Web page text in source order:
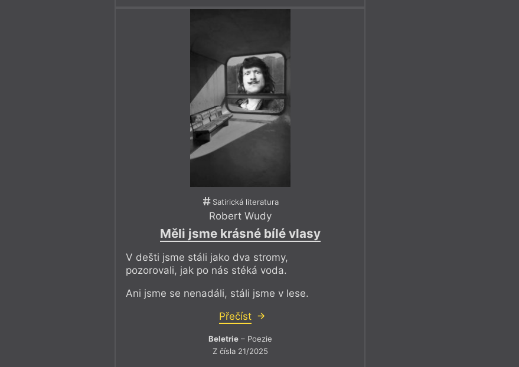
Satirická literatura
Robert Wudy
Měli jsme krásné bílé vlasy
V dešti jsme stáli jako dva stromy,
pozorovali, jak po nás stéká voda.
Ani jsme se nenadáli, stáli jsme v lese.
Přečíst
Beletrie– Poezie
Z čísla 21/2025